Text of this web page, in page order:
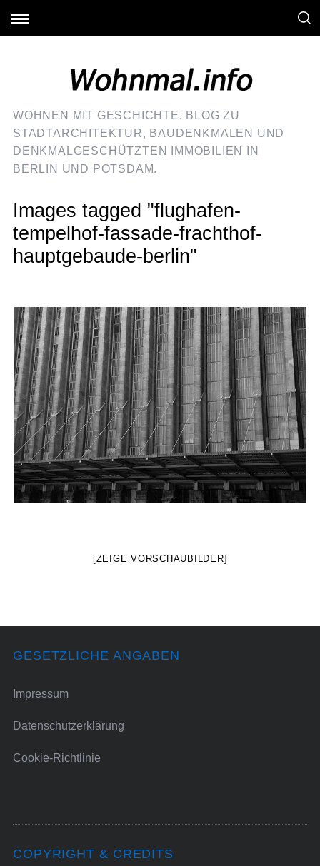
WOHNEN MIT GESCHICHTE. BLOG ZU
STADTARCHITEKTUR, BAUDENKMALEN UND
DENKMALGESCHÜTZTEN IMMOBILIEN IN
BERLIN UND POTSDAM.
Images tagged "flughafen-
tempelhof-fassade-frachthof-
hauptgebaude-berlin"
[ZEIGE VORSCHAUBILDER]
GESETZLICHE ANGABEN
Impressum
Datenschutzerklärung
Cookie-Richtlinie
COPYRIGHT & CREDITS